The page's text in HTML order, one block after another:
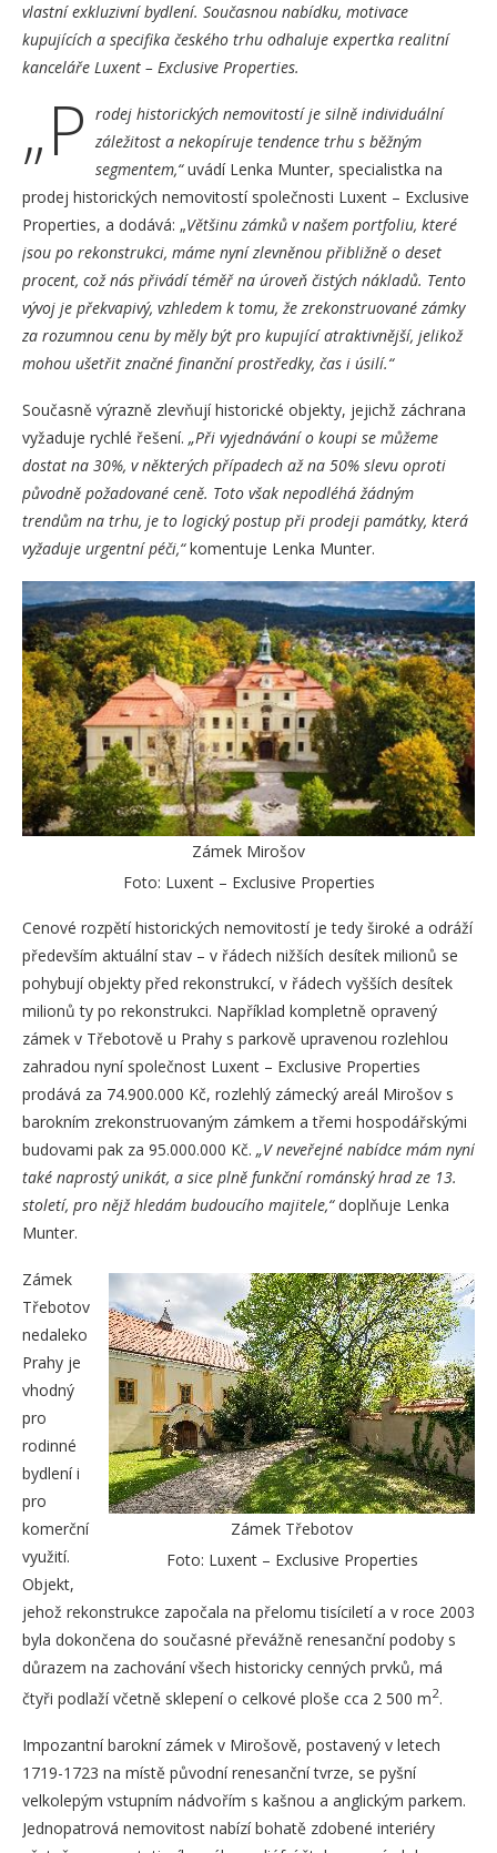
vlastní exkluzivní bydlení. Současnou nabídku, motivace
kupujících a specifika českého trhu odhaluje expertka realitní
kanceláře Luxent – Exclusive Properties.
„P rodej historických nemovitostí je silně individuální
záležitost a nekopíruje tendence trhu s běžným
segmentem,“uvádí Lenka Munter, specialistka na
prodej historických nemovitostí společnosti Luxent – Exclusive
Properties, a dodává: „Většinu zámků v našem portfoliu, které
jsou po rekonstrukci, máme nyní zlevněnou přibližně o deset
procent, což nás přivádí téměř na úroveň čistých nákladů. Tento
vývoj je překvapivý, vzhledem k tomu, že zrekonstruované zámky
za rozumnou cenu by měly být pro kupující atraktivnější, jelikož
mohou ušetřit značné finanční prostředky, čas i úsilí.“
Současně výrazně zlevňují historické objekty, jejichž záchrana
vyžaduje rychlé řešení. „Při vyjednávání o koupi se můžeme
dostat na 30%, v některých případech až na 50% slevu oproti
původně požadované ceně. Toto však nepodléhá žádným
trendům na trhu, je to logický postup při prodeji památky, která
vyžaduje urgentní péči,“komentuje Lenka Munter.
Zámek Mirošov
Foto: Luxent – Exclusive Properties
Cenové rozpětí historických nemovitostí je tedy široké a odráží
především aktuální stav – v řádech nižších desítek milionů se
pohybují objekty před rekonstrukcí, v řádech vyšších desítek
milionů ty po rekonstrukci. Například kompletně opravený
zámek v Třebotově u Prahy s parkově upravenou rozlehlou
zahradou nyní společnost Luxent – Exclusive Properties
prodává za 74.900.000 Kč, rozlehlý zámecký areál Mirošov s
barokním zrekonstruovaným zámkem a třemi hospodářskými
budovami pak za 95.000.000 Kč. „V neveřejné nabídce mám nyní
také naprostý unikát, a sice plně funkční románský hrad ze 13.
století, pro nějž hledám budoucího majitele,“doplňuje Lenka
Munter.
Zámek Třebotov
Foto: Luxent – Exclusive Properties
Zámek
Třebotov
nedaleko
Prahy je
vhodný
pro
rodinné
bydlení i
pro
komerční
využití.
Objekt,
jehož rekonstrukce započala na přelomu tisíciletí a v roce 2003
byla dokončena do současné převážně renesanční podoby s
důrazem na zachování všech historicky cenných prvků, má
čtyři podlaží včetně sklepení o celkové ploše cca 2 500 m2.
Impozantní barokní zámek v Mirošově, postavený v letech
1719-1723 na místě původní renesanční tvrze, se pyšní
velkolepým vstupním nádvořím s kašnou a anglickým parkem.
Jednopatrová nemovitost nabízí bohatě zdobené interiéry